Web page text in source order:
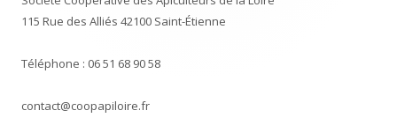
115 Rue des Alliés 42100 Saint-Étienne
Téléphone : 06 51 68 90 58
contact@coopapiloire.fr